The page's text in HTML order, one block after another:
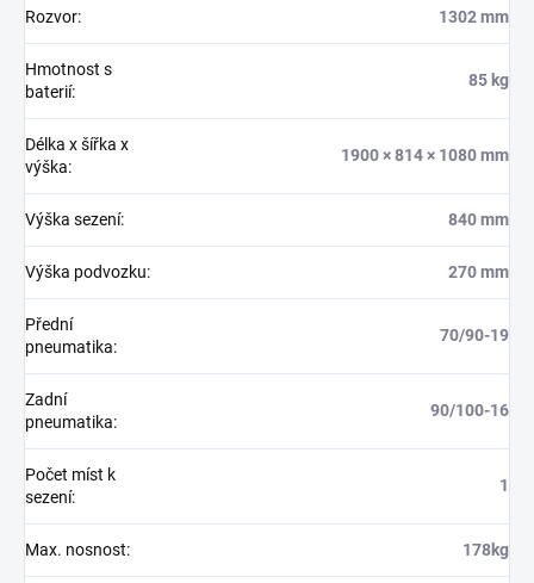
Rozvor: 1302 mm
Hmotnost s
baterií:
85 kg
Délka x šířka x
výška:
1900 × 814 × 1080 mm
Výška sezení: 840 mm
Výška podvozku: 270 mm
Přední
pneumatika:
70/90-19
Zadní
pneumatika:
90/100-16
Počet míst k
sezení:
1
Max. nosnost: 178kg